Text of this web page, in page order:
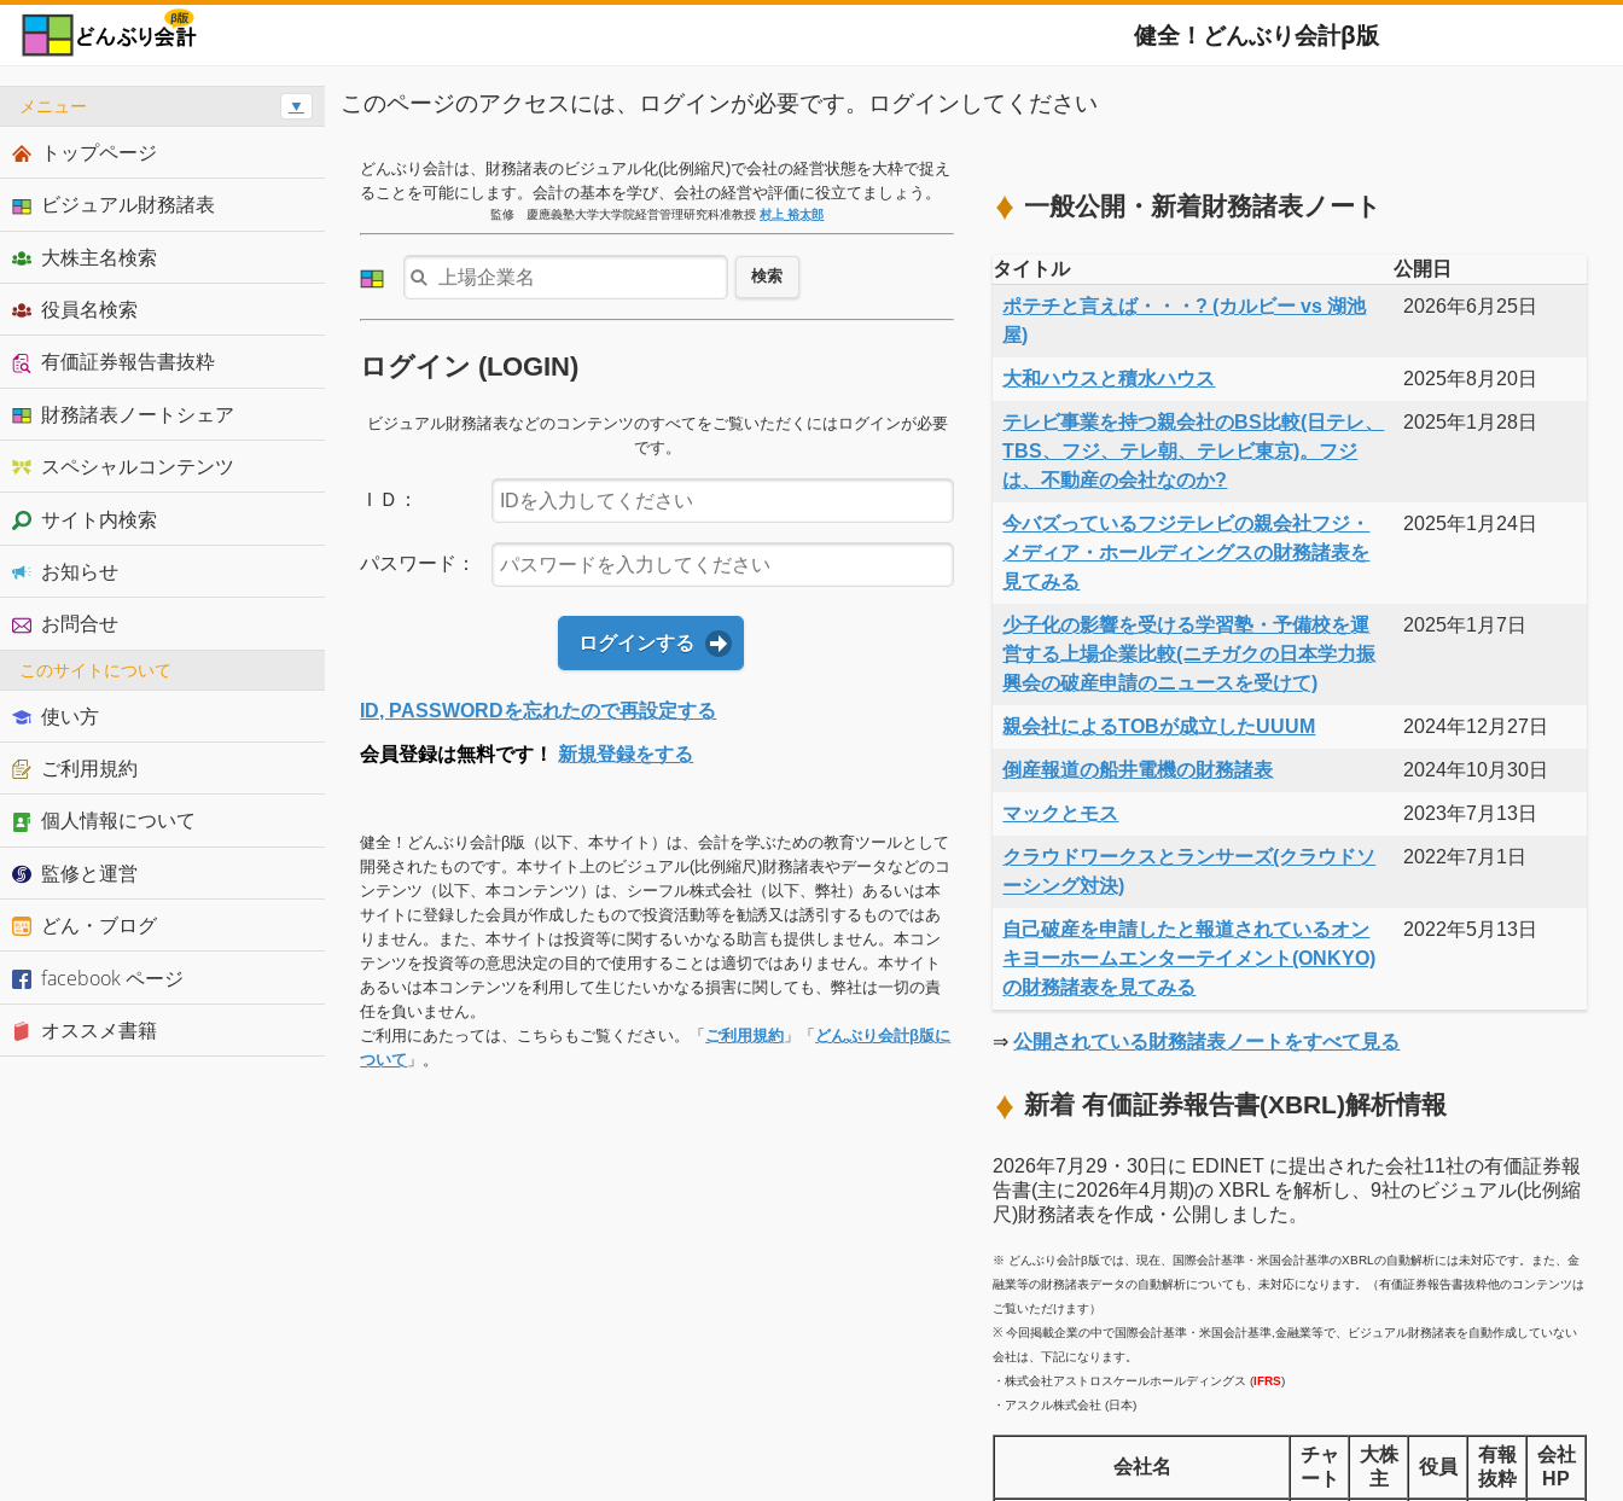
健全！どんぶり会計β版
このページのアクセスには、ログインが必要です。ログインしてください
どんぶり会計は、財務諸表のビジュアル化(比例縮尺)で会社の経営状態を大枠で捉え
ることを可能にします。会計の基本を学び、会社の経営や評価に役立てましょう。
監修 慶應義塾大学大学院経営管理研究科准教授村上 裕太郎
検索
ログイン (LOGIN)
ビジュアル財務諸表などのコンテンツのすべてをご覧いただくにはログインが必要
です。
ＩＤ：
パスワード：
ログインする
ID, PASSWORDを忘れたので再設定する
会員登録は無料です！ 新規登録をする
健全！どんぶり会計β版（以下、本サイト）は、会計を学ぶための教育ツールとして
開発されたものです。本サイト上のビジュアル(比例縮尺)財務諸表やデータなどのコ
ンテンツ（以下、本コンテンツ）は、シーフル株式会社（以下、弊社）あるいは本
サイトに登録した会員が作成したもので投資活動等を勧誘又は誘引するものではあ
りません。また、本サイトは投資等に関するいかなる助言も提供しません。本コン
テンツを投資等の意思決定の目的で使用することは適切ではありません。本サイト
あるいは本コンテンツを利用して生じたいかなる損害に関しても、弊社は一切の責
任を負いません。
ご利用にあたっては、こちらもご覧ください。「ご利用規約 」「 どんぶり会計β版に
ついて 」。
一般公開・新着財務諸表ノート
タイトル
公開日
ポテチと言えば・・・? (カルビー vs 湖池
屋)
2026年6月25日
大和ハウスと積水ハウス 2025年8月20日
テレビ事業を持つ親会社のBS比較(日テレ、
TBS、フジ、テレ朝、テレビ東京)。フジ
は、不動産の会社なのか?
2025年1月28日
今バズっているフジテレビの親会社フジ・
メディア・ホールディングスの財務諸表を
見てみる
2025年1月24日
少子化の影響を受ける学習塾・予備校を運
営する上場企業比較(ニチガクの日本学力振
興会の破産申請のニュースを受けて)
2025年1月7日
親会社によるTOBが成立したUUUM 2024年12月27日
倒産報道の船井電機の財務諸表 2024年10月30日
マックとモス 2023年7月13日
クラウドワークスとランサーズ(クラウドソ
ーシング対決)
2022年7月1日
自己破産を申請したと報道されているオン
キヨーホームエンターテイメント(ONKYO)
の財務諸表を見てみる
2022年5月13日
⇒公開されている財務諸表ノートをすべて見る
新着 有価証券報告書(XBRL)解析情報
2026年7月29・30日に EDINET に提出された会社11社の有価証券報
告書(主に2026年4月期)の XBRL を解析し、9社のビジュアル(比例縮
尺)財務諸表を作成・公開しました。
※ どんぶり会計β版では、現在、国際会計基準・米国会計基準のXBRLの自動解析には未対応です。また、金
融業等の財務諸表データの自動解析についても、未対応になります。（有価証券報告書抜粋他のコンテンツは
ご覧いただけます）
※ 今回掲載企業の中で国際会計基準・米国会計基準,金融業等で、ビジュアル財務諸表を自動作成していない
会社は、下記になります。
・株式会社アストロスケールホールディングス (IFRS)
・アスクル株式会社 (日本)
会社名
チャ
ート
大株
主
役員
有報
抜粋
会社
HP
メニュー ▼
トップページ
ビジュアル財務諸表
大株主名検索
役員名検索
有価証券報告書抜粋
財務諸表ノートシェア
スペシャルコンテンツ
サイト内検索
お知らせ
お問合せ
このサイトについて
使い方
ご利用規約
個人情報について
監修と運営
どん・ブログ
facebook ページ
オススメ書籍